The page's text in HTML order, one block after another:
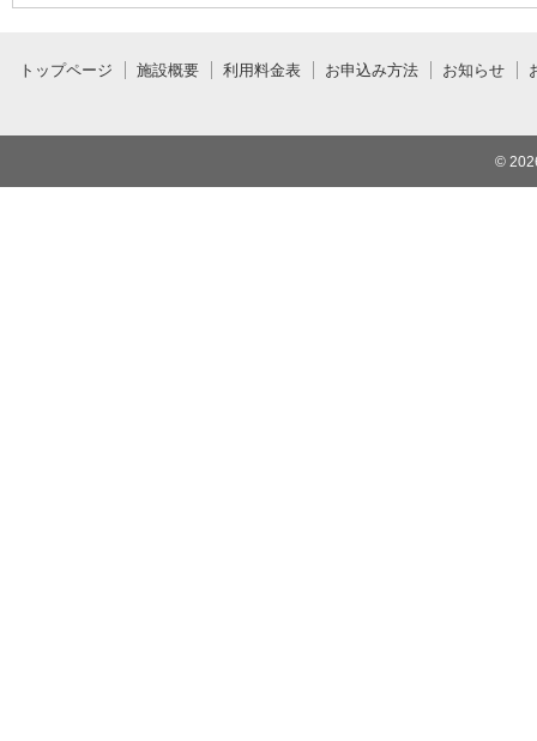
トップページ 施設概要 利用料金表 お申込み方法 お知らせ
©